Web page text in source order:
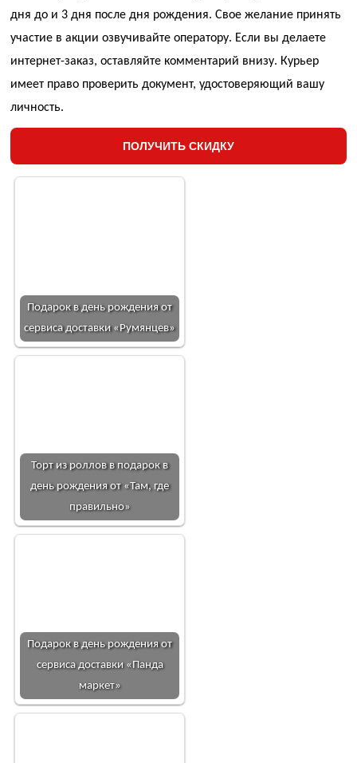
дня до и 3 дня после дня рождения. Свое желание принять
участие в акции озвучивайте оператору. Если вы делаете
интернет-заказ, оставляйте комментарий внизу. Курьер
имеет право проверить документ, удостоверяющий вашу
личность.
ПОЛУЧИТЬ СКИДКУ
Подарок в день рождения от
сервиса доставки «Румянцев»
Торт из роллов в подарок в
день рождения от «Там, где
правильно»
Подарок в день рождения от
сервиса доставки «Панда
маркет»